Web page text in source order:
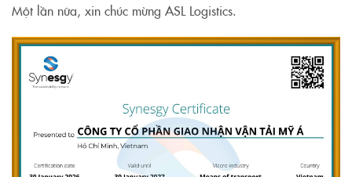
Một lần nữa, xin chúc mừng ASL Logistics.